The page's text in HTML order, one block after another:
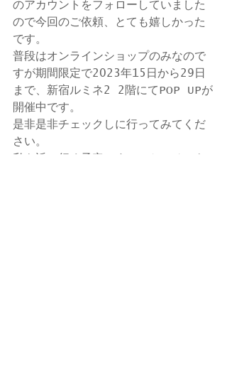
のアカウントをフォローしていました
ので今回のご依頼、とても嬉しかった
です。
普段はオンラインショップのみなので
すが期間限定で2023年15日から29日
まで、新宿ルミネ2 2階にてPOP UPが
開催中です。
是非是非チェックしに行ってみてくだ
さい。